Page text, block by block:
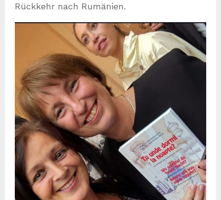
Rückkehr nach Rumänien.